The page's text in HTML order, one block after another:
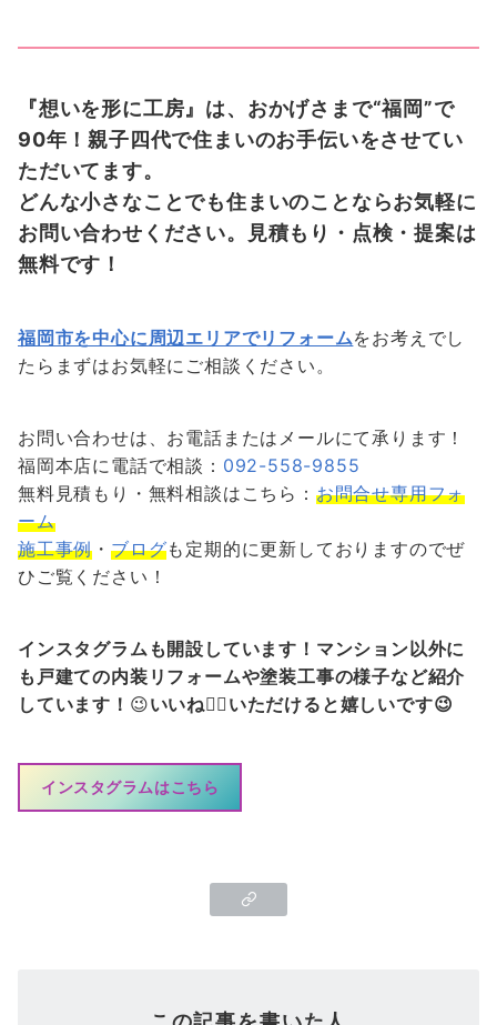
『想いを形に工房』は、おかげさまで“福岡”で
90年！親子四代で住まいのお手伝いをさせてい
ただいてます。
どんな小さなことでも住まいのことならお気軽に
お問い合わせください。見積もり・点検・提案は
無料です！
福岡市を中心に周辺エリアでリフォームをお考えでし
たらまずはお気軽にご相談ください。
お問い合わせは、お電話またはメールにて承ります！
福岡本店に電話で相談： 092-558-9855
無料見積もり・無料相談はこちら： お問合せ専用フォ
ーム
施工事例 ・ブログも定期的に更新しておりますのでぜ
ひご覧ください！
インスタグラムも開設しています！マンション以外に
も戸建ての内装リフォームや塗装工事の様子など紹介
しています！ 😉いいね👍🏻いただけると嬉しいです😉
インスタグラムはこちら